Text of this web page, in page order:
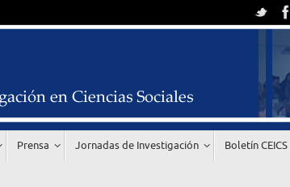
Prensa Jornadas de Investigación Boletín CEICS